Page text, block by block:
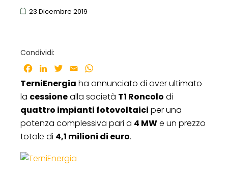
23 Dicembre 2019
Condividi:
Facebook
LinkedInTwitter
Email
TerniEnergia ha annunciato di aver ultimato
la cessionealla società T1 Roncolo di
quattro impianti fotovoltaici per una
potenza complessiva pari a 4 MWe un prezzo
totale di 4,1 milioni di euro.